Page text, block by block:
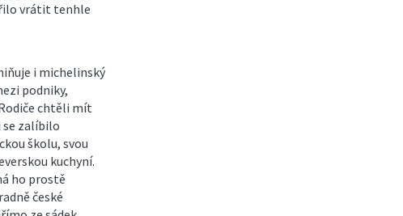
vrátit tenhle
i michelinský
podniky,
chtěli mít
se zalíbilo
školu, svou
kuchyní.
ho prostě
české